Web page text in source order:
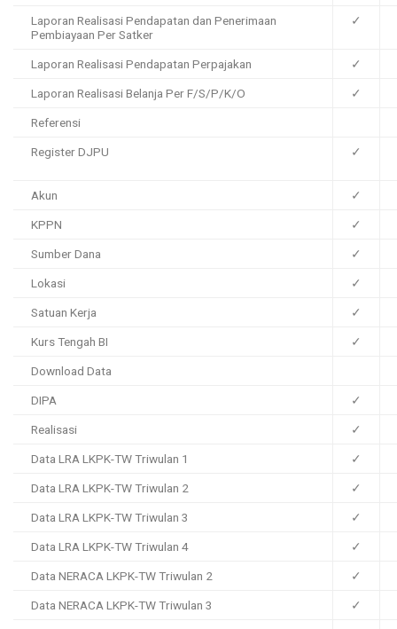
Laporan Realisasi Pendapatan dan Penerimaan
Pembiayaan Per Satker
✓
Laporan Realisasi Pendapatan Perpajakan ✓
Laporan Realisasi Belanja Per F/S/P/K/O ✓
Referensi
Register DJPU ✓
Akun ✓
KPPN ✓
Sumber Dana ✓
Lokasi ✓
Satuan Kerja ✓
Kurs Tengah BI ✓
Download Data
DIPA ✓
Realisasi ✓
Data LRA LKPK-TW Triwulan 1 ✓
Data LRA LKPK-TW Triwulan 2 ✓
Data LRA LKPK-TW Triwulan 3 ✓
Data LRA LKPK-TW Triwulan 4 ✓
Data NERACA LKPK-TW Triwulan 2 ✓
Data NERACA LKPK-TW Triwulan 3 ✓